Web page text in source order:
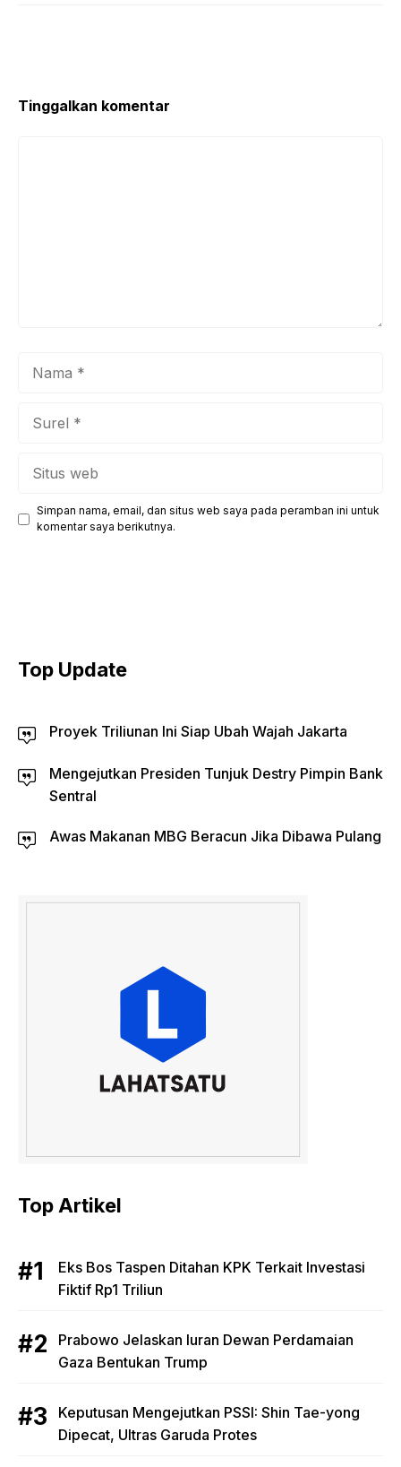
Tinggalkan komentar
Simpan nama, email, dan situs web saya pada peramban ini untuk
komentar saya berikutnya.
Top Update
Proyek Triliunan Ini Siap Ubah Wajah Jakarta
Mengejutkan Presiden Tunjuk Destry Pimpin Bank
Sentral
Awas Makanan MBG Beracun Jika Dibawa Pulang
Top Artikel
Eks Bos Taspen Ditahan KPK Terkait Investasi
Fiktif Rp1 Triliun
Prabowo Jelaskan Iuran Dewan Perdamaian
Gaza Bentukan Trump
Keputusan Mengejutkan PSSI: Shin Tae-yong
Dipecat, Ultras Garuda Protes